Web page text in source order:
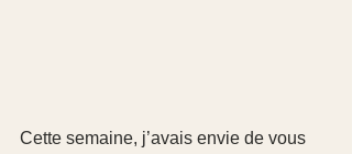
Cette semaine, j’avais envie de vous